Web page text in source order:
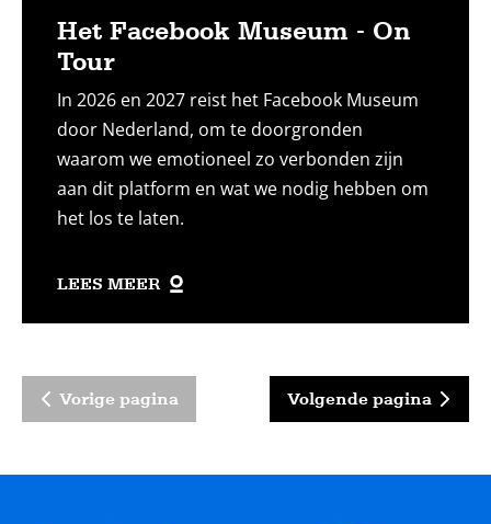
Het Facebook Museum - On
Tour
In 2026 en 2027 reist het Facebook Museum
door Nederland, om te doorgronden
waarom we emotioneel zo verbonden zijn
aan dit platform en wat we nodig hebben om
het los te laten.
LEES MEER
Vorige pagina Volgende pagina